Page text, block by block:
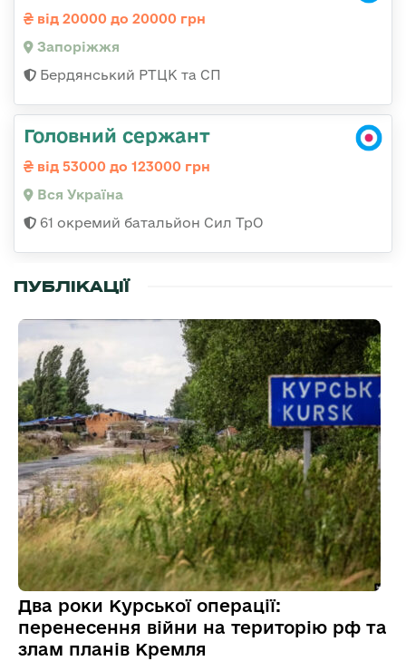
від 20000 до 20000 грн
Запоріжжя
Бердянський РТЦК та СП
Головний сержант
від 53000 до 123000 грн
Вся Україна
61 окремий батальйон Сил ТрО
ПУБЛІКАЦІЇ
Два роки Курської операції:
перенесення війни на територію рф та
злам планів Кремля